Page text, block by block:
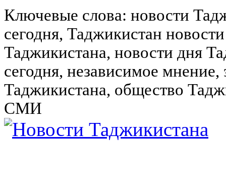
Ключевые слова: новости
сегодня, Таджикистан
Таджикистана, новости дня
сегодня, независимое
Таджикистана, общество
СМИ